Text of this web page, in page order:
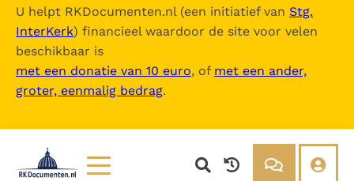
U helpt RKDocumenten.nl (een initiatief van Stg.
InterKerk) financieel waardoor de site voor velen
beschikbaar is
met een donatie van 10 euro, of met een ander,
groter, eenmalig bedrag.